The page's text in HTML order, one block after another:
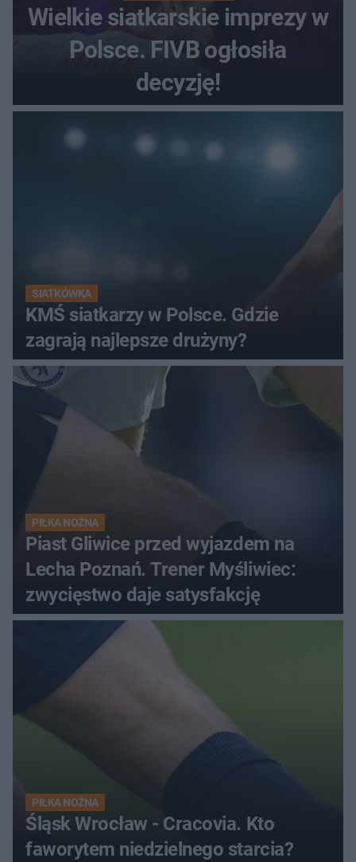
Wielkie siatkarskie imprezy w
Polsce. FIVB ogłosiła
decyzję!
SIATKÓWKA
KMŚ siatkarzy w Polsce. Gdzie
zagrają najlepsze drużyny?
PIŁKA NOŻNA
Piast Gliwice przed wyjazdem na
Lecha Poznań. Trener Myśliwiec:
zwycięstwo daje satysfakcję
PIŁKA NOŻNA
Śląsk Wrocław - Cracovia. Kto
faworytem niedzielnego starcia?